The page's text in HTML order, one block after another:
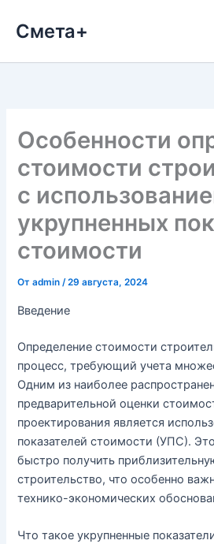
Смета+
Особенности
стоимости
с
укрупненных
стоимости
Отadmin/29 августа, 2024
Введение
Определение стоимости
процесс, требующий учета
Одним из наиболее
предварительной оценки
проектирования является
показателей стоимости (УПС).
быстро получить
строительство, что особенно
технико-экономических
Что такое укрупненные